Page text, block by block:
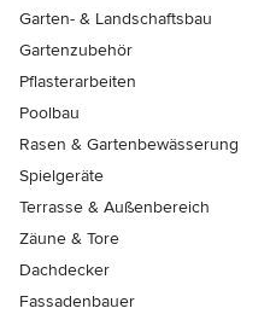
Garten- & Landschaftsbau
Gartenzubehör
Pflasterarbeiten
Poolbau
Rasen & Gartenbewässerung
Spielgeräte
Terrasse & Außenbereich
Zäune & Tore
Dachdecker
Fassadenbauer